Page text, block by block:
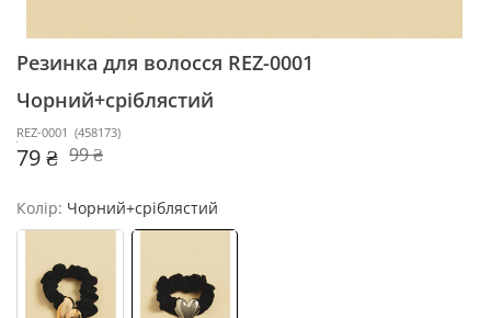
Резинка для волосся REZ-0001
Чорний+сріблястий
REZ-0001 (458173)
79 ₴ 99 ₴
Колір: Чорний+сріблястий